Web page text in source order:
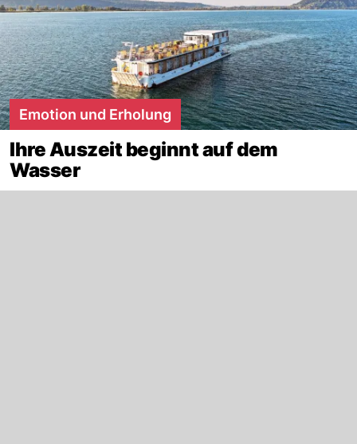
Emotion und Erholung
Ihre Auszeit beginnt auf dem
Wasser